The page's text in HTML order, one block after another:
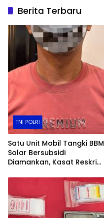
Berita Terbaru
TNI POLRI
Satu Unit Mobil Tangki BBM
Solar Bersubsidi
Diamankan, Kasat Reskrim
Hukum Berjalan